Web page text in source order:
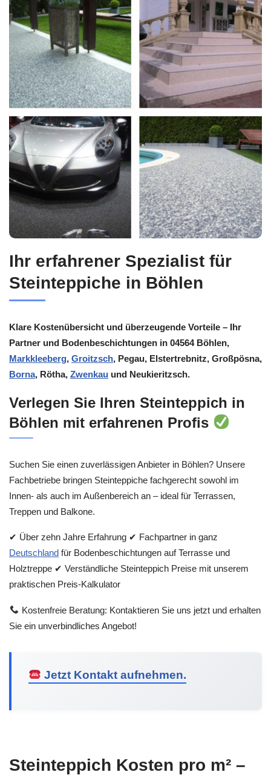
Ihr erfahrener Spezialist für
Steinteppiche in Böhlen
Klare Kostenübersicht und überzeugende Vorteile – Ihr
Partner und Bodenbeschichtungen in 04564 Böhlen,
Markkleeberg, Groitzsch, Pegau, Elstertrebnitz, Großpösna,
Borna, Rötha, Zwenkau und Neukieritzsch.
Verlegen Sie Ihren Steinteppich in
Böhlen mit erfahrenen Profis
Suchen Sie einen zuverlässigen Anbieter in Böhlen? Unsere
Fachbetriebe bringen Steinteppiche fachgerecht sowohl im
Innen- als auch im Außenbereich an – ideal für Terrassen,
Treppen und Balkone.
✔ Über zehn Jahre Erfahrung ✔ Fachpartner in ganz
Deutschland für Bodenbeschichtungen auf Terrasse und
Holztreppe ✔ Verständliche Steinteppich Preise mit unserem
praktischen Preis-Kalkulator
Kostenfreie Beratung: Kontaktieren Sie uns jetzt und erhalten
Sie ein unverbindliches Angebot!
Jetzt Kontakt aufnehmen.
Steinteppich Kosten pro m² –